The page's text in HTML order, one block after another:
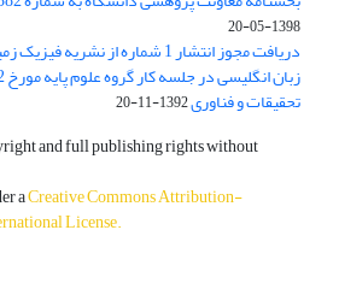
1398-05-20
دریافت مجوز انتشار 1 شماره از
تحقیقات و فناوری1392-11-20
and full publishing rights without
aCreative Commons Attribution-
License.